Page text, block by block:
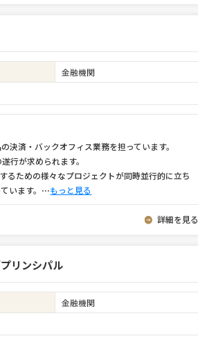
金融機関
決済・バックオフィス業務を担っています。
行が求められます。
るための様々なプロジェクトが同時並行的に立ち
います。 ⋯もっと見る
詳細を見る
リンシパル
金融機関